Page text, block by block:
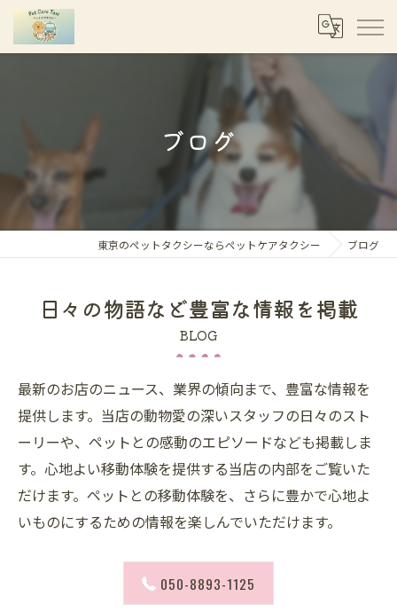
ブログ
東京のペットタクシーならペットケアタクシー ブログ
日々の物語など豊富な情報を掲載
BLOG
最新のお店のニュース、業界の傾向まで、豊富な情報を
提供します。当店の動物愛の深いスタッフの日々のスト
ーリーや、ペットとの感動のエピソードなども掲載しま
す。心地よい移動体験を提供する当店の内部をご覧いた
だけます。ペットとの移動体験を、さらに豊かで心地よ
いものにするための情報を楽しんでいただけます。
050-8893-1125